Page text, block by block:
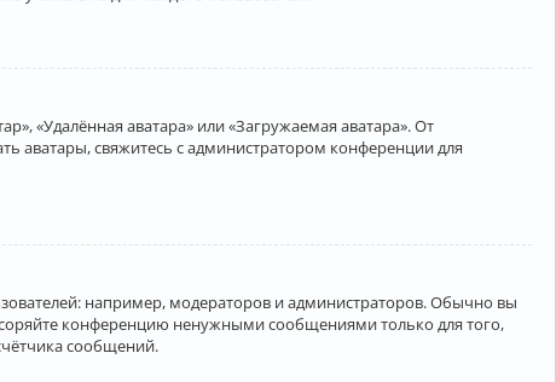
«Удалённая аватара» или «Загружаемая аватара». От
аватары, свяжитесь с администратором конференции для
например, модераторов и администраторов. Обычно вы
конференцию ненужными сообщениями только для того,
сообщений.